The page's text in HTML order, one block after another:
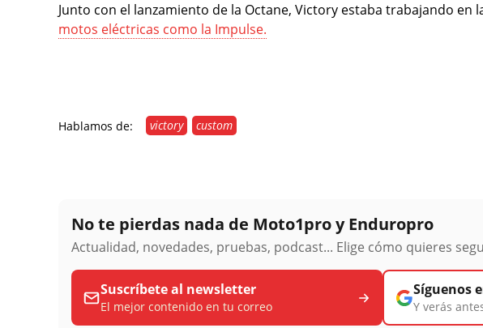
Junto con el lanzamiento de la Octane, Victory estaba trabajando en
motos eléctricas como la Impulse.
Hablamos de: victory custom
No te pierdas nada de Moto1pro y Enduropro
Actualidad, novedades, pruebas, podcast... Elige cómo quieres
Suscríbete al newsletter
El mejor contenido en tu correo
Síguenos
Y verás